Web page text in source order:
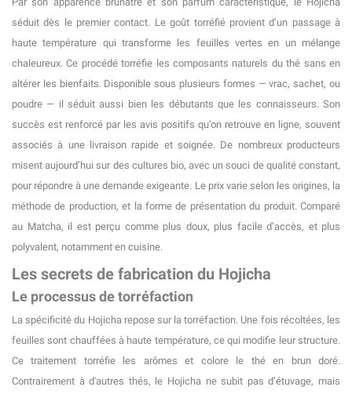
séduit dès le premier contact. Le goût torréfié provient d’un passage à
haute température qui transforme les feuilles vertes en un mélange
chaleureux. Ce procédé torréfie les composants naturels du thé sans en
altérer les bienfaits. Disponible sous plusieurs formes — vrac, sachet, ou
poudre — il séduit aussi bien les débutants que les connaisseurs. Son
succès est renforcé par les avis positifs qu’on retrouve en ligne, souvent
associés à une livraison rapide et soignée. De nombreux producteurs
misent aujourd’hui sur des cultures bio, avec un souci de qualité constant,
pour répondre à une demande exigeante. Le prix varie selon les origines, la
méthode de production, et la forme de présentation du produit. Comparé
au Matcha, il est perçu comme plus doux, plus facile d’accès, et plus
polyvalent, notamment en cuisine.
Les secrets de fabrication du Hojicha
Le processus de torréfaction
La spécificité du Hojicha repose sur la torréfaction. Une fois récoltées, les
feuilles sont chauffées à haute température, ce qui modifie leur structure.
Ce traitement torréfie les arômes et colore le thé en brun doré.
Contrairement à d'autres thés, le Hojicha ne subit pas d’étuvage, mais